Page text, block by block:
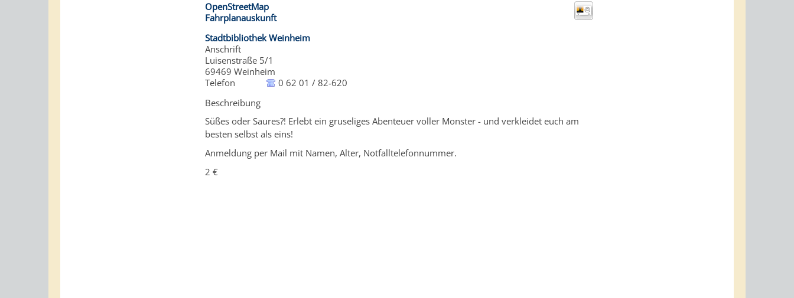
OpenStreetMap
Fahrplanauskunft
Stadtbibliothek Weinheim
Anschrift
Luisenstraße 5/1
69469 Weinheim
Telefon
0 62 01 / 82-620
Beschreibung
Süßes oder Saures?! Erlebt ein gruseliges Abenteuer voller Monster - und verkleidet euch am
besten selbst als eins!
Anmeldung per Mail mit Namen, Alter, Notfalltelefonnummer.
2 €